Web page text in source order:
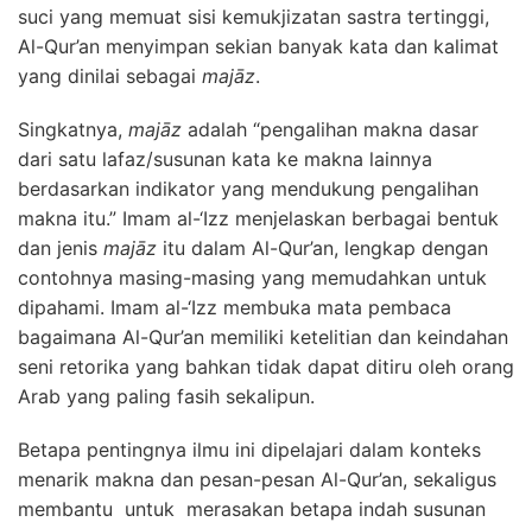
suci yang memuat sisi kemukjizatan sastra tertinggi,
Al-Qur’an menyimpan sekian banyak kata dan kalimat
yang dinilai sebagai majāz.
Singkatnya, majāz adalah “pengalihan makna dasar
dari satu lafaz/susunan kata ke makna lainnya
berdasarkan indikator yang mendukung pengalihan
makna itu.” Imam al-‘Izz menjelaskan berbagai bentuk
dan jenis majāz itu dalam Al-Qur’an, lengkap dengan
contohnya masing-masing yang memudahkan untuk
dipahami. Imam al-‘Izz membuka mata pembaca
bagaimana Al-Qur’an memiliki ketelitian dan keindahan
seni retorika yang bahkan tidak dapat ditiru oleh orang
Arab yang paling fasih sekalipun.
Betapa pentingnya ilmu ini dipelajari dalam konteks
menarik makna dan pesan-pesan Al-Qur’an, sekaligus
membantu untuk merasakan betapa indah susunan